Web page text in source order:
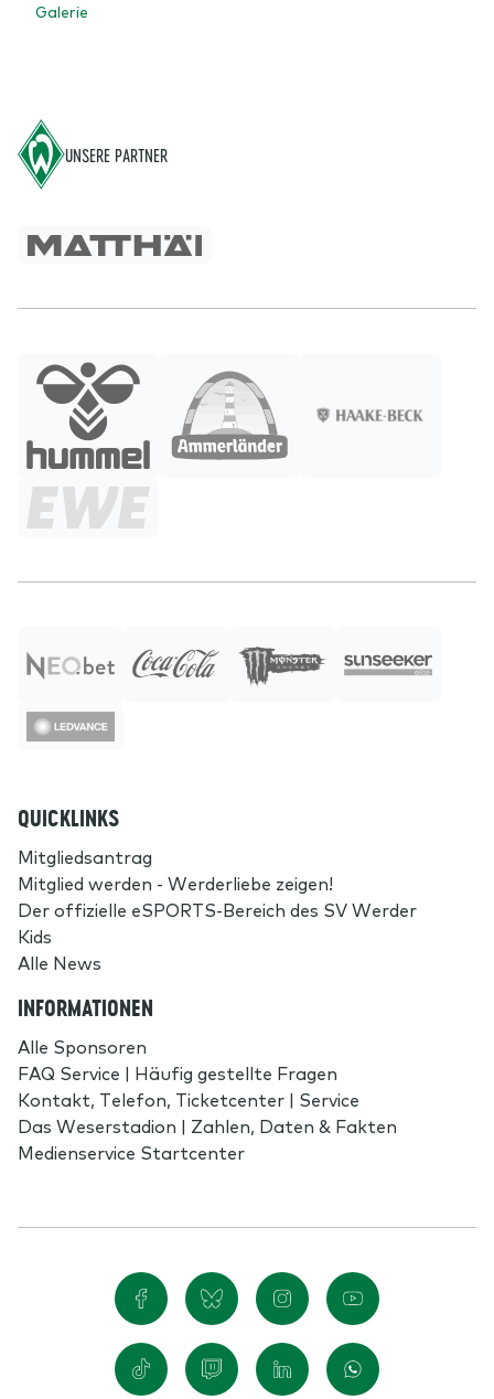
Galerie
UNSERE PARTNER
QUICKLINKS
Mitgliedsantrag
Mitglied werden - Werderliebe zeigen!
Der offizielle eSPORTS-Bereich des SV Werder
Kids
Alle News
INFORMATIONEN
Alle Sponsoren
FAQ Service | Häufig gestellte Fragen
Kontakt, Telefon, Ticketcenter | Service
Das Weserstadion | Zahlen, Daten & Fakten
Medienservice Startcenter